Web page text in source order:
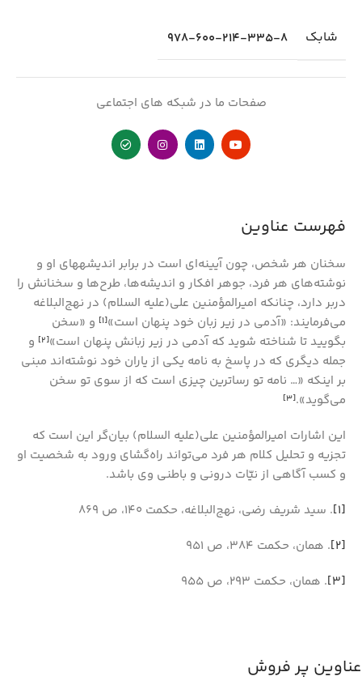
فهرست عناوین
سخنان هر شخص، چون آیینه‌ای است در برابر اندیشه­های او و
نوشته‌های هر فرد، جوهر افکار و اندیشه­‌ها، طرح‌ها و سخنانش را
دربر دارد، چنانکه امیرالمؤمنین علی‌(علیه السلام) در نهج‌البلاغه
می‌فرمایند: «آدمی در زیر زبان خود پنهان است»[۱]
و «سخن
بگویید تا شناخته شوید که آدمی در زیر زبانش پنهان است»[۲]
و
جمله دیگری که در پاسخ به نامه یکی از یاران خود نوشته‌اند مبنی
بر اینکه «… نامه تو رساترین چیزی است که از سوی تو سخن
می‌گوید».[۳]
این اشارات امیرالمؤمنین علی‌(علیه السلام) بیان‌گر این است که
تجزیه و تحلیل کلام هر فرد می‌تواند راه‌گشای ورود به شخصیت او
و کسب آگاهی از نیّات درونی و باطنی وی باشد.
[۱] . سید شریف رضی، نهج‌البلاغه، حکمت ۱۴۰، ص ۸۶۹
[۲]
. همان، حکمت ۳۸۴، ص ۹۵۱
[۳]
. همان، حکمت ۲۹۳، ص ۹۵۵
شابك 978-600-214-335-8
صفحات ما در شبکه های اجتماعی
عناوین پر فروش